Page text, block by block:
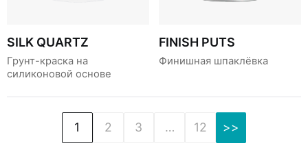
SILK QUARTZ
Грунт-краска на
силиконовой основе
FINISH PUTS
Финишная шпаклёвка
1 2 3 … 12 >>